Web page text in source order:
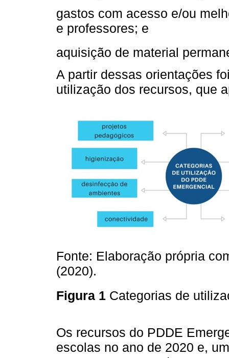
gastos com acesso e/ou
e professores; e
aquisição de material
A partir dessas orientações
utilização dos recursos, que
Fonte: Elaboração própria
(2020).
Figura 1 Categorias de
Os recursos do PDDE
escolas no ano de 2020 e,